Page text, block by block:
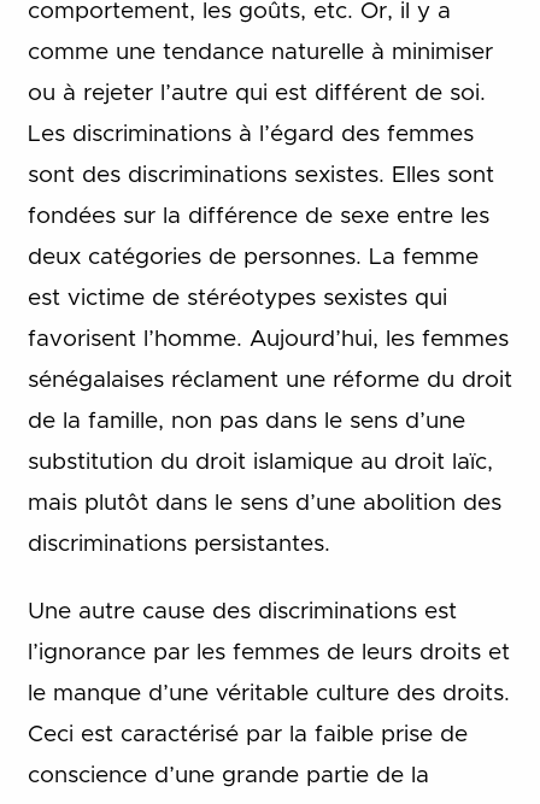
comportement, les goûts, etc. Or, il y a
comme une tendance naturelle à minimiser
ou à rejeter l’autre qui est différent de soi.
Les discriminations à l’égard des femmes
sont des discriminations sexistes. Elles sont
fondées sur la différence de sexe entre les
deux catégories de personnes. La femme
est victime de stéréotypes sexistes qui
favorisent l’homme. Aujourd’hui, les femmes
sénégalaises réclament une réforme du droit
de la famille, non pas dans le sens d’une
substitution du droit islamique au droit laïc,
mais plutôt dans le sens d’une abolition des
discriminations persistantes.
Une autre cause des discriminations est
l’ignorance par les femmes de leurs droits et
le manque d’une véritable culture des droits.
Ceci est caractérisé par la faible prise de
conscience d’une grande partie de la